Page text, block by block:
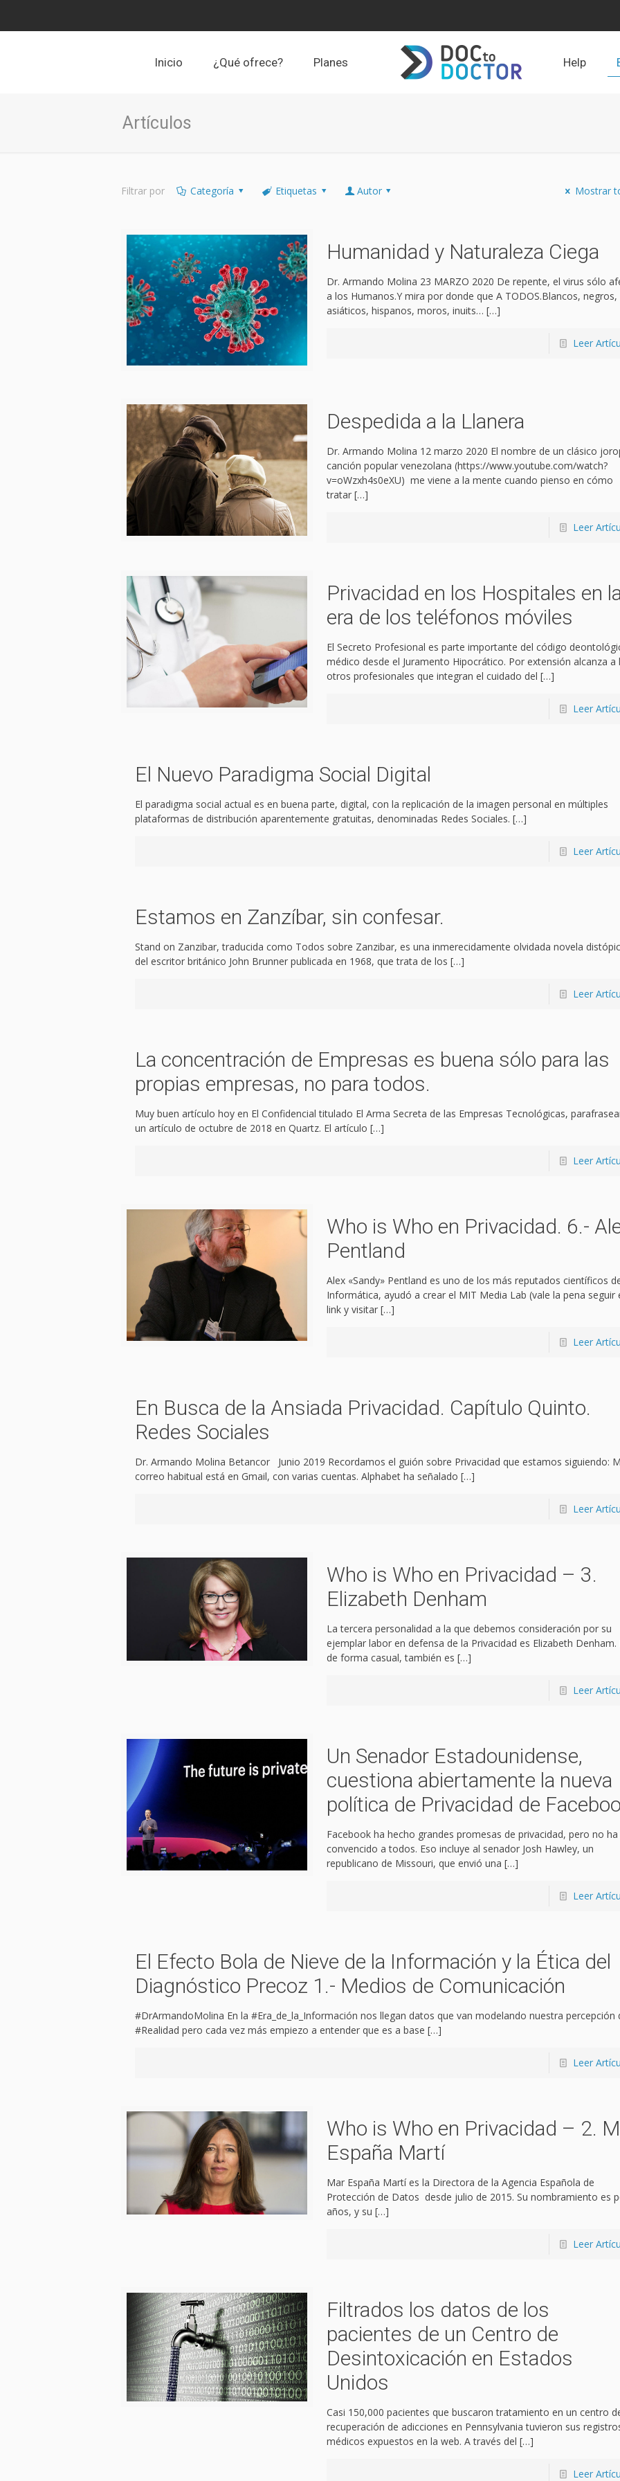
Inicio ¿Qué ofrece? Planes Help
Artículos
Filtrar por Categoría Etiquetas Autor Mostrar
Humanidad y Naturaleza Ciega
Dr. Armando Molina 23 MARZO 2020 De repente, el virus sólo
a los Humanos.Y mira por donde que A TODOS.Blancos, negros,
asiáticos, hispanos, moros, inuits… […]
Leer
Despedida a la Llanera
Dr. Armando Molina 12 marzo 2020 El nombre de un clásico
canción popular venezolana (https://www.youtube.com/watch?
v=oWzxh4s0eXU) me viene a la mente cuando pienso en cómo
tratar […]
Leer
Privacidad en los Hospitales en
era de los teléfonos móviles
El Secreto Profesional es parte importante del código
médico desde el Juramento Hipocrático. Por extensión alcanza a
otros profesionales que integran el cuidado del […]
Leer
El Nuevo Paradigma Social Digital
El paradigma social actual es en buena parte, digital, con la replicación de la imagen personal en múltiples
plataformas de distribución aparentemente gratuitas, denominadas Redes Sociales. […]
Leer
Estamos en Zanzíbar, sin confesar.
Stand on Zanzibar, traducida como Todos sobre Zanzibar, es una inmerecidamente olvidada novela
del escritor británico John Brunner publicada en 1968, que trata de los […]
Leer
La concentración de Empresas es buena sólo para las
propias empresas, no para todos.
Muy buen artículo hoy en El Confidencial titulado El Arma Secreta de las Empresas Tecnológicas,
un artículo de octubre de 2018 en Quartz. El artículo […]
Leer
Who is Who en Privacidad. 6.-
Pentland
Alex «Sandy» Pentland es uno de los más reputados científicos
Informática, ayudó a crear el MIT Media Lab (vale la pena seguir
link y visitar […]
Leer
En Busca de la Ansiada Privacidad. Capítulo Quinto.
Redes Sociales
Dr. Armando Molina Betancor Junio 2019 Recordamos el guión sobre Privacidad que estamos siguiendo:
correo habitual está en Gmail, con varias cuentas. Alphabet ha señalado […]
Leer
Who is Who en Privacidad – 3.
Elizabeth Denham
La tercera personalidad a la que debemos consideración por su
ejemplar labor en defensa de la Privacidad es Elizabeth Denham.
de forma casual, también es […]
Leer
Un Senador Estadounidense,
cuestiona abiertamente la nueva
política de Privacidad de
Facebook ha hecho grandes promesas de privacidad, pero no ha
convencido a todos. Eso incluye al senador Josh Hawley, un
republicano de Missouri, que envió una […]
Leer
El Efecto Bola de Nieve de la Información y la Ética del
Diagnóstico Precoz 1.- Medios de Comunicación
#DrArmandoMolina En la #Era_de_la_Información nos llegan datos que van modelando nuestra percepción
#Realidad pero cada vez más empiezo a entender que es a base […]
Leer
Who is Who en Privacidad – 2.
España Martí
Mar España Martí es la Directora de la Agencia Española de
Protección de Datos desde julio de 2015. Su nombramiento es
años, y su […]
Leer
Filtrados los datos de los
pacientes de un Centro de
Desintoxicación en Estados
Unidos
Casi 150,000 pacientes que buscaron tratamiento en un centro
recuperación de adicciones en Pennsylvania tuvieron sus
médicos expuestos en la web. A través del […]
Leer